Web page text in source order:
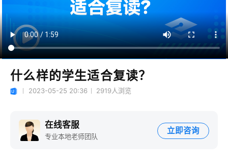
什么样的学生适合复读？
2023-05-25 20:36 2919人浏览
在线客服
专业本地老师团队
立即咨询